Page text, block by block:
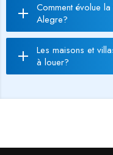
Comment évolue
Alegre?
Les maisons et
à louer?